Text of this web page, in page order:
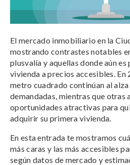
El mercado inmobiliario en la
mostrando contrastes notables
plusvalía y aquellas donde aún
vivienda a precios accesibles.
metro cuadrado continúan al alza
demandadas, mientras que otras
oportunidades atractivas para
adquirir su primera vivienda.
En esta entrada te mostramos
más caras y las más accesibles
según datos de mercado y